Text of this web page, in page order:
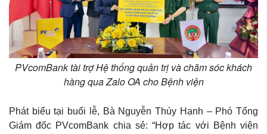
PVcomBank tài trợ Hệ thống quản trị và chăm sóc khách
hàng qua Zalo OA cho Bệnh viện
Phát biểu tại buổi lễ, Bà Nguyễn Thúy Hạnh – Phó Tổng
Giám đốc PVcomBank chia sẻ: “Hợp tác với Bệnh viện